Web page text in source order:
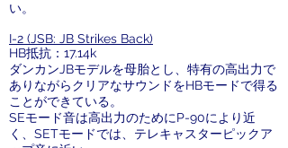
い。
I-2 (JSB: JB Strikes Back)
HB抵抗：17.14k
ダンカンJBモデルを母胎とし、特有の高出力で
ありながらクリアなサウンドをHBモードで得る
ことができている。
SEモード音は高出力のためにP-90により近
く、SETモードでは、テレキャスターピックア